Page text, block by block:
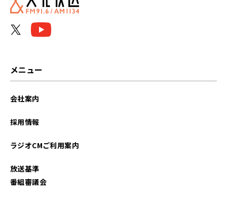
メニュー
会社案内
採用情報
ラジオCMご利用案内
放送基準
番組審議会